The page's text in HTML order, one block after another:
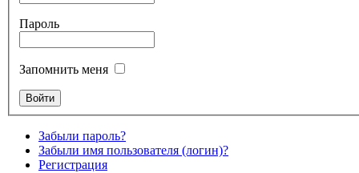
Пароль
Запомнить меня
Забыли пароль?
Забыли имя пользователя (логин)?
Регистрация